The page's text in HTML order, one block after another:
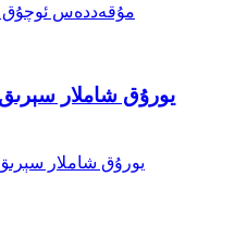
يورۇق شاملار